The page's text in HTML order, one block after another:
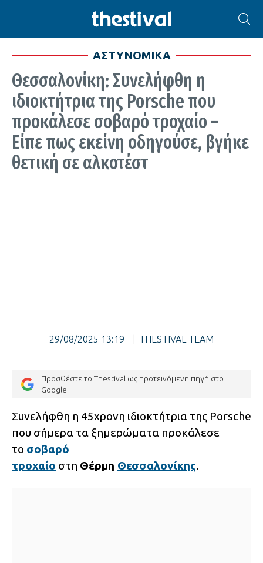
ΑΣΤΥΝΟΜΙΚΑ
Θεσσαλονίκη: Συνελήφθη η
ιδιοκτήτρια της Porsche που
προκάλεσε σοβαρό τροχαίο –
Είπε πως εκείνη οδηγούσε, βγήκε
θετική σε αλκοτέστ
29/08/2025 13:19 THESTIVAL TEAM
Προσθέστε το Thestival ως προτεινόμενη πηγή στο
Google
Συνελήφθη η 45χρονη ιδιοκτήτρια της Porsche
που σήμερα τα ξημερώματα προκάλεσε
το σοβαρό
τροχαίο στη Θέρμη Θεσσαλονίκης.